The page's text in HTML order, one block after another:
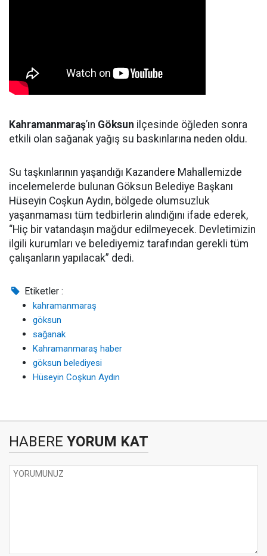
Kahramanmaraş’ın Göksun ilçesinde öğleden sonra
etkili olan sağanak yağış su baskınlarına neden oldu.
Su taşkınlarının yaşandığı Kazandere Mahallemizde
incelemelerde bulunan Göksun Belediye Başkanı
Hüseyin Coşkun Aydın, bölgede olumsuzluk
yaşanmaması tüm tedbirlerin alındığını ifade ederek,
“Hiç bir vatandaşın mağdur edilmeyecek. Devletimizin
ilgili kurumları ve belediyemiz tarafından gerekli tüm
çalışanların yapılacak” dedi.
Etiketler :
kahramanmaraş
göksun
sağanak
Kahramanmaraş haber
göksun belediyesi
Hüseyin Coşkun Aydın
HABERE YORUM KAT